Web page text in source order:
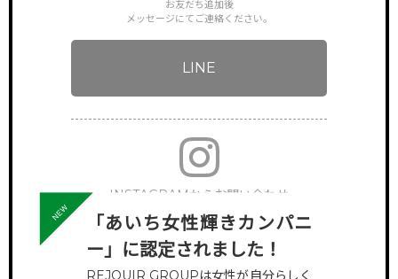
「あいち女性輝きカンパニ
ー」に認定されました！
REJOUIR GROUPは女性が自分らしく
お友だち追加後
メッセージにてご連絡ください。
LINE
INSTAGRAMからお問い合わせ
下記アカウントへDMでご連絡ください。